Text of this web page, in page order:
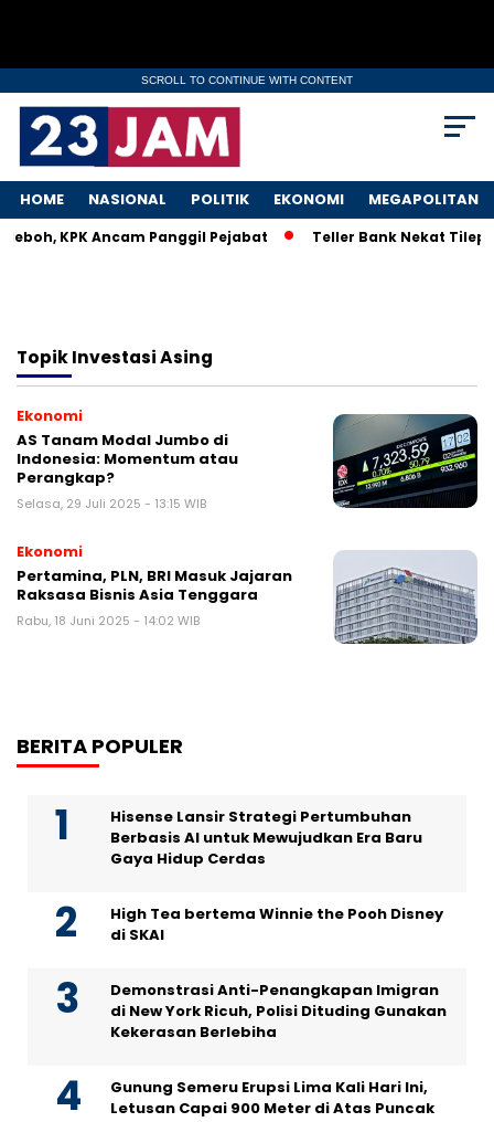
SCROLL TO CONTINUE WITH CONTENT
HOME NASIONAL POLITIK EKONOMI MEGAPOLITAN
KPK Ancam Panggil Pejabat Teller Bank Nekat Tilep
TopikInvestasi Asing
Ekonomi
AS Tanam Modal Jumbo di
Indonesia: Momentum atau
Perangkap?
Selasa, 29 Juli 2025 - 13:15 WIB
Ekonomi
Pertamina, PLN, BRI Masuk Jajaran
Raksasa Bisnis Asia Tenggara
Rabu, 18 Juni 2025 - 14:02 WIB
BERITA POPULER
Hisense Lansir Strategi Pertumbuhan
Berbasis AI untuk Mewujudkan Era Baru
Gaya Hidup Cerdas
High Tea bertema Winnie the Pooh Disney
di SKAI
Demonstrasi Anti-Penangkapan Imigran
di New York Ricuh, Polisi Dituding Gunakan
Kekerasan Berlebiha
Gunung Semeru Erupsi Lima Kali Hari Ini,
Letusan Capai 900 Meter di Atas Puncak